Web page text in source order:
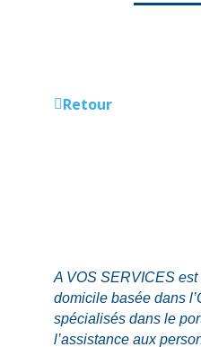
Retour
A VOS SERVICES est
domicile basée dans
spécialisés dans le
l’assistance aux